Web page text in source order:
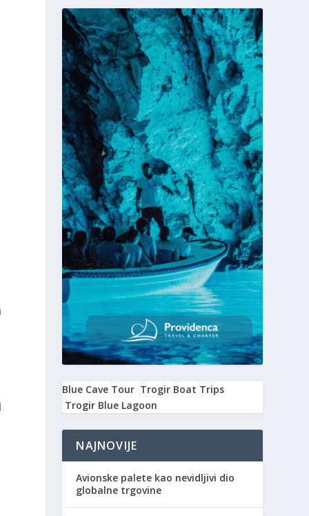
Blue Cave Tour Trogir Boat Trips
Trogir Blue Lagoon
NAJNOVIJE
Avionske palete kao nevidljivi dio
globalne trgovine